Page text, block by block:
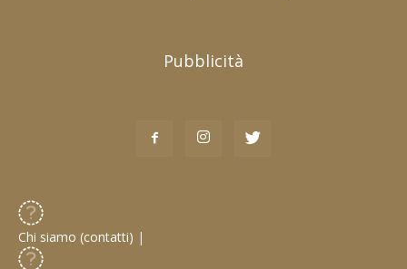
Pubblicità
Chi siamo (contatti) |